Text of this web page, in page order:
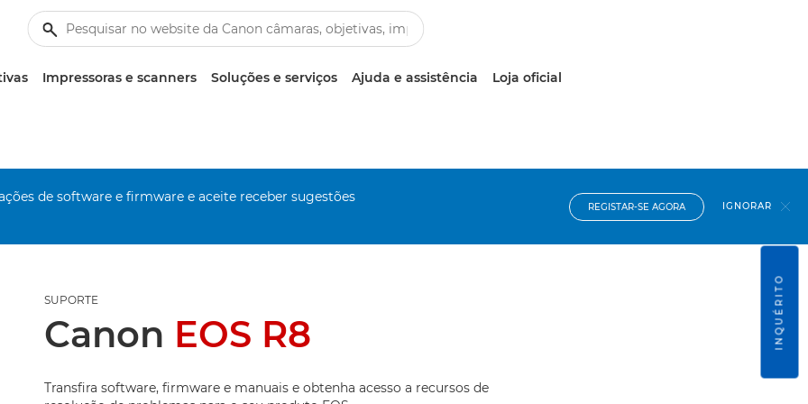
Impressoras e scanners Soluções e serviços Ajuda e assistência Loja oficial
de software e firmware e aceite receber sugestões
REGISTAR-SE AGORA IGNORAR
SUPORTE
Canon EOS R8
Transfira software, firmware e manuais e obtenha acesso a recursos de
INQUÉRITO